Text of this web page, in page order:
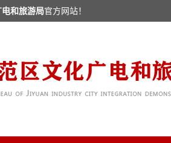
和旅游局官方网站！